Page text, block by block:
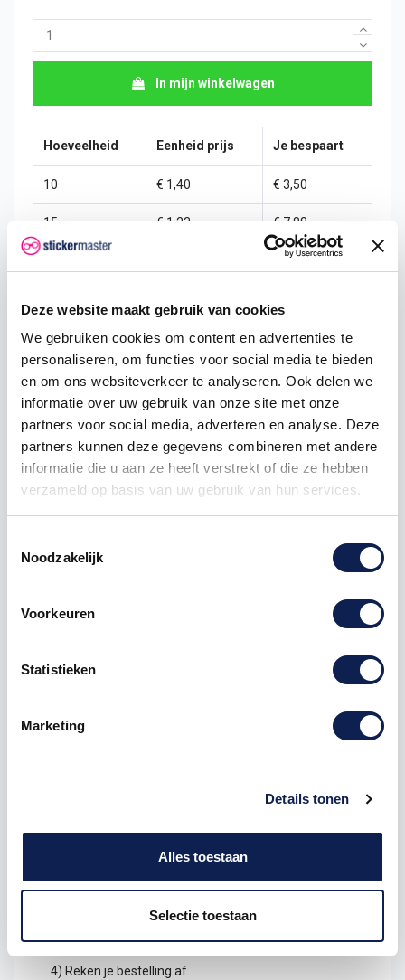
Deze website maakt gebruik van cookies
We gebruiken cookies om content en advertenties te
personaliseren, om functies voor social media te bieden
en om ons websiteverkeer te analyseren. Ook delen we
informatie over uw gebruik van onze site met onze
partners voor social media, adverteren en analyse. Deze
partners kunnen deze gegevens combineren met andere
informatie die u aan ze heeft verstrekt of die ze hebben
verzameld op basis van uw gebruik van hun services.
Noodzakelijk
Voorkeuren
Statistieken
Marketing
Details tonen
Alles toestaan
Selectie toestaan
In mijn winkelwagen
Hoeveelheid Eenheid prijs Je bespaart
10 € 1,40 € 3,50
15 € 1,23 € 7,88
€ 15,31
100 € 0,96 € 78,75
€ 0,88 € 175,00
500 € 0,70 € 525,00
750 € 0,53 € 918,75
De freesletter I is te bestellen vanaf een hoogte van
houtsoort, maar is niet geschikt voor buitengebruik.
2) Hoeveel freesletters wil je ontvangen? geef het
aantal letters aan
3) Plaats het in je winkelwagen
4) Reken je bestelling af